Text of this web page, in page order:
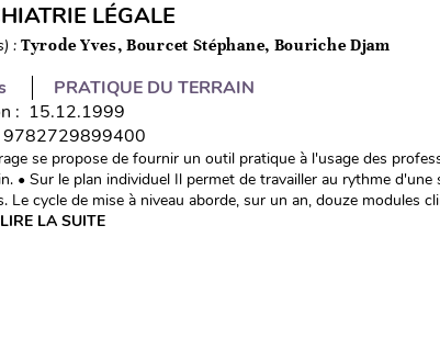
LÉGALE
: Tyrode Yves, Bourcet Stéphane, Bouriche Djam
PRATIQUE DU TERRAIN
: 15.12.1999
9782729899400
se propose de fournir un outil pratique à l'usage des
• Sur le plan individuel Il permet de travailler au rythme d'une
Le cycle de mise à niveau aborde, sur un an, douze modules
LIRE LA SUITE